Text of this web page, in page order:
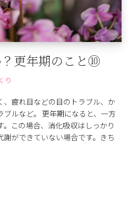
更年期のこと⑩
り
疲れ目などの目のトラブル、か
ブルなど。 更年期になると、一方
この場合、消化吸収はしっかり
ができていない場合です。きち